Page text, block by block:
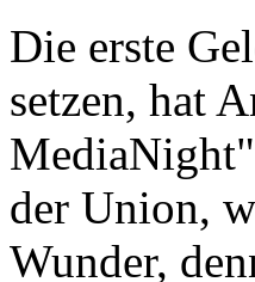
Die erste
setzen, hat
der Union,
Wunder,